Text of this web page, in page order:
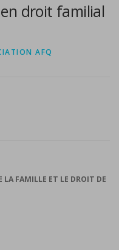
droit familial
AFQ
LA FAMILLE ET LE DROIT DE